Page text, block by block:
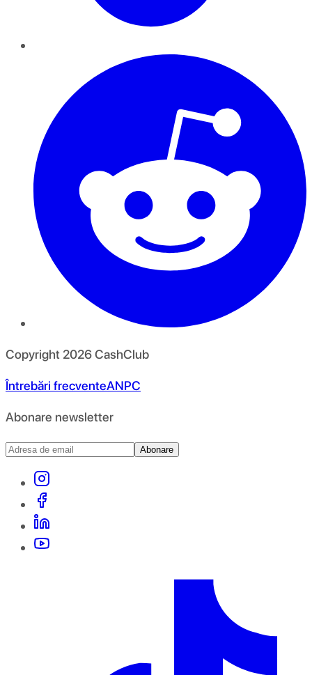
Copyright 2026CashClub
Întrebări frecventeANPC
Abonare newsletter
Abonare